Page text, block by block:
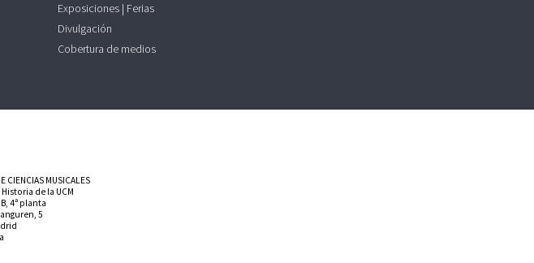
Exposiciones | Ferias
Divulgación
Cobertura de medios
CIENCIAS MUSICALES
de la UCM
4ª planta
5